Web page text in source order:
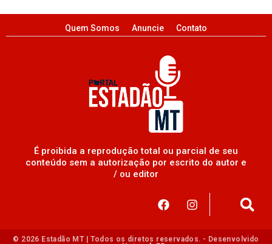
Quem Somos Anuncie Contato
É proibida a reprodução total ou parcial de seu
conteúdo sem a autorização por escrito do autor e
/ ou editor
© 2026 Estadão MT | Todos os diretos reservados. - Desenvolvido